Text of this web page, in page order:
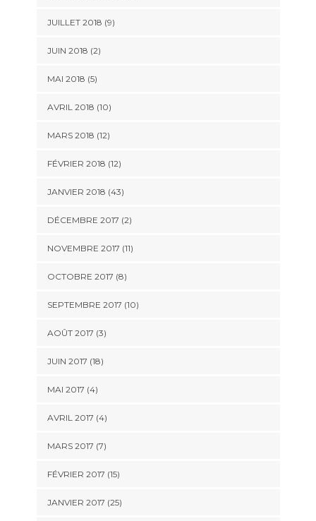
JUILLET 2018 (9)
JUIN 2018 (2)
MAI 2018 (5)
AVRIL 2018 (10)
MARS 2018 (12)
FÉVRIER 2018 (12)
JANVIER 2018 (43)
DÉCEMBRE 2017 (2)
NOVEMBRE 2017 (11)
OCTOBRE 2017 (8)
SEPTEMBRE 2017 (10)
AOÛT 2017 (3)
JUIN 2017 (18)
MAI 2017 (4)
AVRIL 2017 (4)
MARS 2017 (7)
FÉVRIER 2017 (15)
JANVIER 2017 (25)